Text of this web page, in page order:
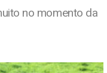
no momento da